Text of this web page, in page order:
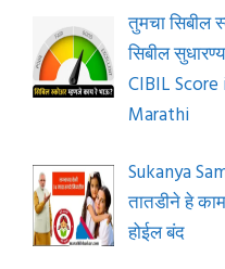
तुमचा सिबील
सिबील
CIBIL
Marathi
Sukanya
तातडीने हे
होईल बंद